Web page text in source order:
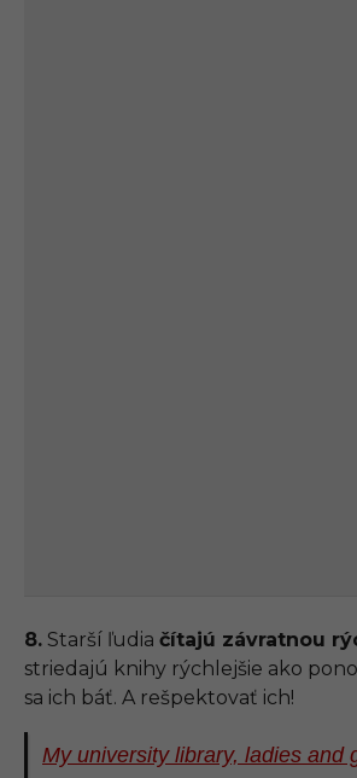
8. Starší ľudia čítajú závratnou
striedajú knihy rýchlejšie ako
sa ich báť. A rešpektovať ich!
My university library, ladies and